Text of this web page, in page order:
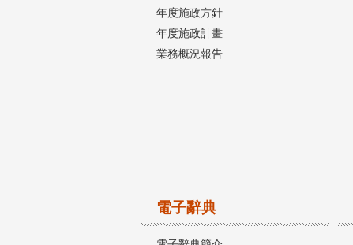
年度施政方針
年度施政計畫
業務概況報告
電子辭典